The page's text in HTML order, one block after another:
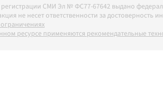
регистрации СМИ Эл № ФС77-67642 выдано
не несет ответственности за
ресурсе применяются рекомендательные